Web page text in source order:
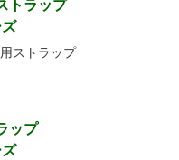
トラップ
ストラップ
ップ